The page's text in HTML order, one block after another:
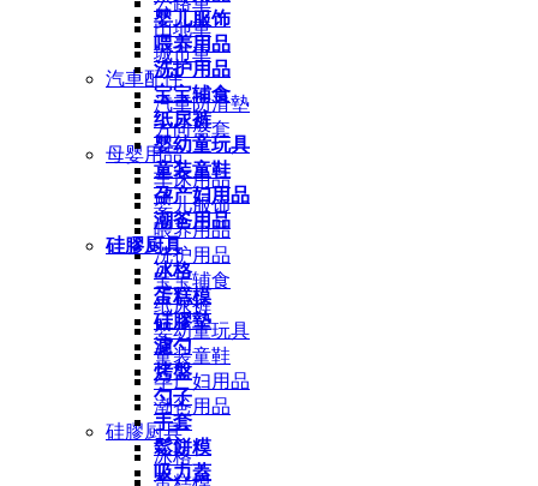
婴儿服饰
喂养用品
洗护用品
宝宝辅食
纸尿裤
婴幼童玩具
童装童鞋
孕产妇用品
潮爸用品
硅膠厨具
冰格
蛋糕模
硅膠墊
濾勺
烤盤
勺子
手套
鬆餅糢
吸力蓋
山地車
城市車
汽車配件
汽車防滑墊
方向盤套
母婴用品
车床用品
婴儿服饰
喂养用品
洗护用品
宝宝辅食
纸尿裤
婴幼童玩具
童装童鞋
孕产妇用品
潮爸用品
硅膠厨具
冰格
蛋糕模